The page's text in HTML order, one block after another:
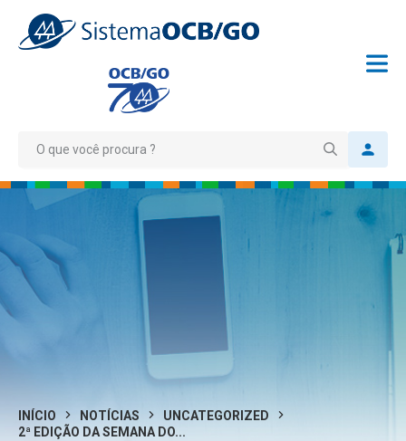
INÍCIO NOTÍCIAS
UNCATEGORIZED
2ª EDIÇÃO DA SEMANA DO...